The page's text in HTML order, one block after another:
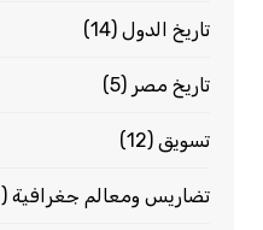
تاريخ الدول(14)
تاريخ مصر (5)
تسويق(12)
تضاريس ومعالم جغرافية(32)